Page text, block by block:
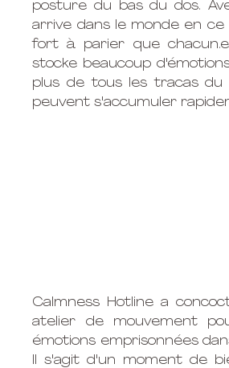
posture du bas du dos.
arrive dans le monde en ce
fort à parier que
stocke beaucoup
plus de tous les tracas du
peuvent s'accumuler
Calmness Hotline a
atelier de mouvement
émotions emprisonnées
Il s'agit d'un moment de